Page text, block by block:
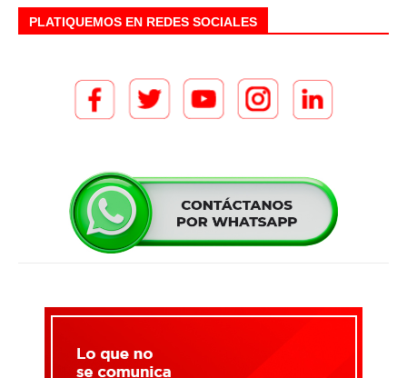
PLATIQUEMOS EN REDES SOCIALES